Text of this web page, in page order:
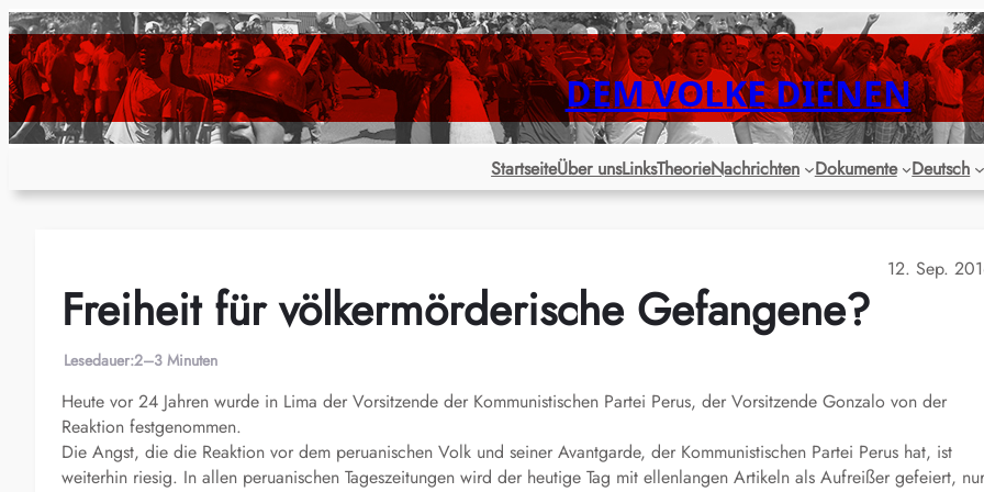
Zum
Inhalt
springen
DEM VOLKE DIENEN
StartseiteÜber unsLinksTheorieNachrichten Dokumente Deutsch
12. Sep.
Freiheit für völkermörderische Gefangene?
Lesedauer:2–3 Minuten
Heute vor 24 Jahren wurde in Lima der Vorsitzende der Kommunistischen Partei Perus, der Vorsitzende Gonzalo von der
Reaktion festgenommen.
Die Angst, die die Reaktion vor dem peruanischen Volk und seiner Avantgarde, der Kommunistischen Partei Perus hat, ist
weiterhin riesig. In allen peruanischen Tageszeitungen wird der heutige Tag mit ellenlangen Artikeln als Aufreißer gefeiert, nur